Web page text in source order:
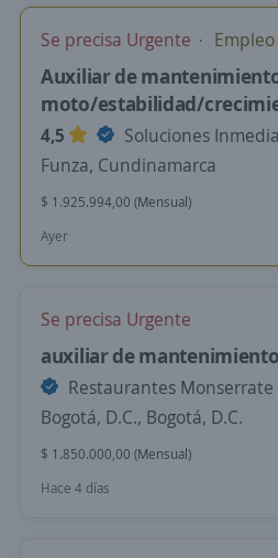
Se precisa Urgente
Auxiliar de
moto/estabilidad/
4,5
Soluciones
Funza, Cundinamarca
$ 1.925.994,00 (Mensual)
Ayer
Se precisa Urgente
auxiliar de mantenimiento
Restaurantes Monserrate
Bogotá, D.C., Bogotá, D.C.
$ 1.850.000,00 (Mensual)
Hace 4 días